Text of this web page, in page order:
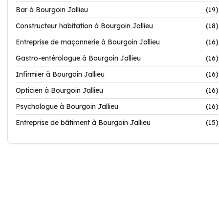
Bar à Bourgoin Jallieu
(19)
Constructeur habitation à Bourgoin Jallieu
(18)
Entreprise de maçonnerie à Bourgoin Jallieu
(16)
Gastro-entérologue à Bourgoin Jallieu
(16)
Infirmier à Bourgoin Jallieu
(16)
Opticien à Bourgoin Jallieu
(16)
Psychologue à Bourgoin Jallieu
(16)
Entreprise de bâtiment à Bourgoin Jallieu
(15)